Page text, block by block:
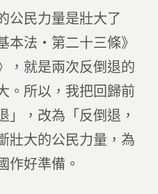
民力量是壯大了
本法‧第二十三條》
，就是兩次反倒退的
。所以，我把回歸前
」，改為「反倒退，
壯大的公民力量，為
作好準備。